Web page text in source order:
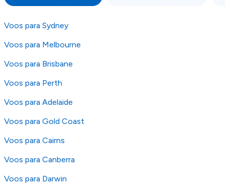
as condições no website do parceiro antes de
fazer uma reserva. Para mais detalhes verifique
os nossos
Voos para Sydney
Voos para Melbourne
Voos para Brisbane
Voos para Perth
Voos para Adelaide
Voos para Gold Coast
Voos para Cairns
Voos para Canberra
Voos para Darwin